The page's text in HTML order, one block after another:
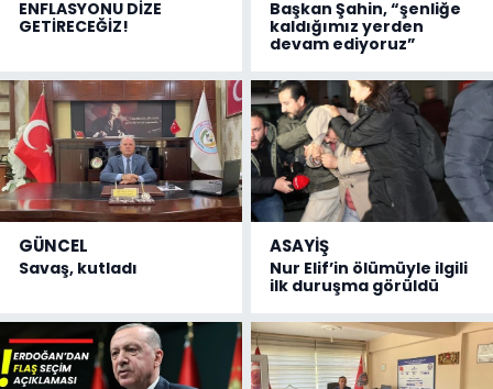
ENFLASYONU DİZE
GETİRECEĞİZ!
Başkan Şahin, “şenliğe
kaldığımız yerden
devam ediyoruz”
GÜNCEL
Savaş, kutladı
ASAYİŞ
Nur Elif’in ölümüyle ilgili
ilk duruşma görüldü